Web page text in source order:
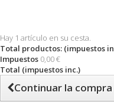
Hay 1 artículo en su cesta.
Total productos: (impuestos
Impuestos 0,00 €
Total (impuestos inc.)
Continuar la compra